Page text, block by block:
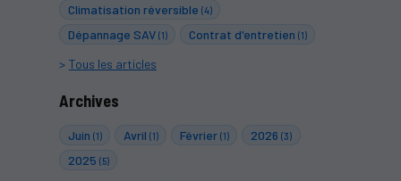
Climatisation réversible (4)
Dépannage SAV (1) Contrat d'entretien (1)
Tous les articles
Archives
Juin (1) Avril (1) Février (1) 2026 (3)
2025 (5)